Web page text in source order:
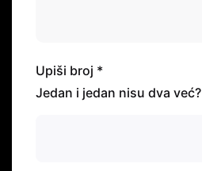
Upiši broj *
Jedan i jedan nisu dva već?